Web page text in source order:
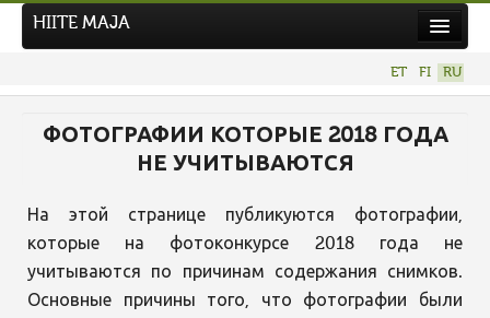
НОВЫЙ ФОТОКОНКУРС
ПРЕДЫДУЩИЕ КОНКУРСЫ
HIITE MAJA
ET FI RU
ФОТОГРАФИИ КОТОРЫЕ 2018 ГОДА
НЕ УЧИТЫВАЮТСЯ
На этой странице публикуются фотографии,
которые на фотоконкурсе 2018 года не
учитываются по причинам содержания снимков.
Основные причины того, что фотографии были